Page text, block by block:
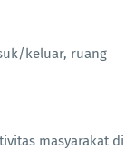
keluar, ruang
masyarakat di